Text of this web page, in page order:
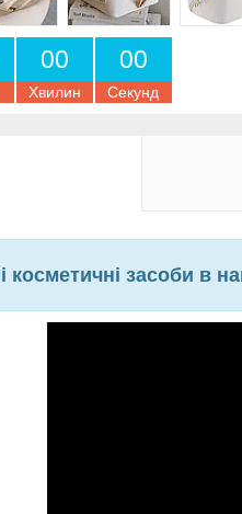
00
Хвилин
00
Секунд
косметичні засоби в